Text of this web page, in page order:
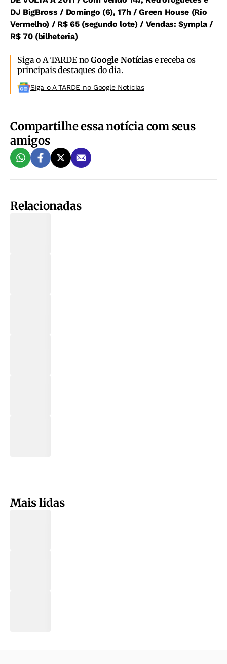
DJ BigBross / Domingo (6), 17h / Green House (Rio
Vermelho) / R$ 65 (segundo lote) / Vendas: Sympla /
R$ 70 (bilheteria)
Siga o A TARDE noGoogle Notíciase receba os
principais destaques do dia.
Siga o A TARDE no Google Noticias
Compartilhe essa notícia com seus
amigos
Relacionadas
Mais lidas